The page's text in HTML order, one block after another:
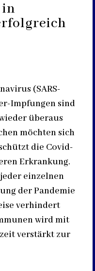
(SARS-
Impfungen sind
überaus
möchten sich
die Covid-
Erkrankung.
einzelnen
der Pandemie
verhindert
wird mit
verstärkt zur